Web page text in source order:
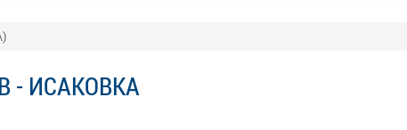
- ИСАКОВКА